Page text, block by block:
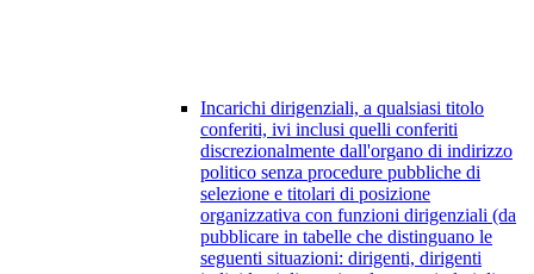
Incarichi dirigenziali, a qualsiasi titolo
conferiti, ivi inclusi quelli conferiti
discrezionalmente dall'organo di indirizzo
politico senza procedure pubbliche di
selezione e titolari di posizione
organizzativa con funzioni dirigenziali (da
pubblicare in tabelle che distinguano le
seguenti situazioni: dirigenti, dirigenti